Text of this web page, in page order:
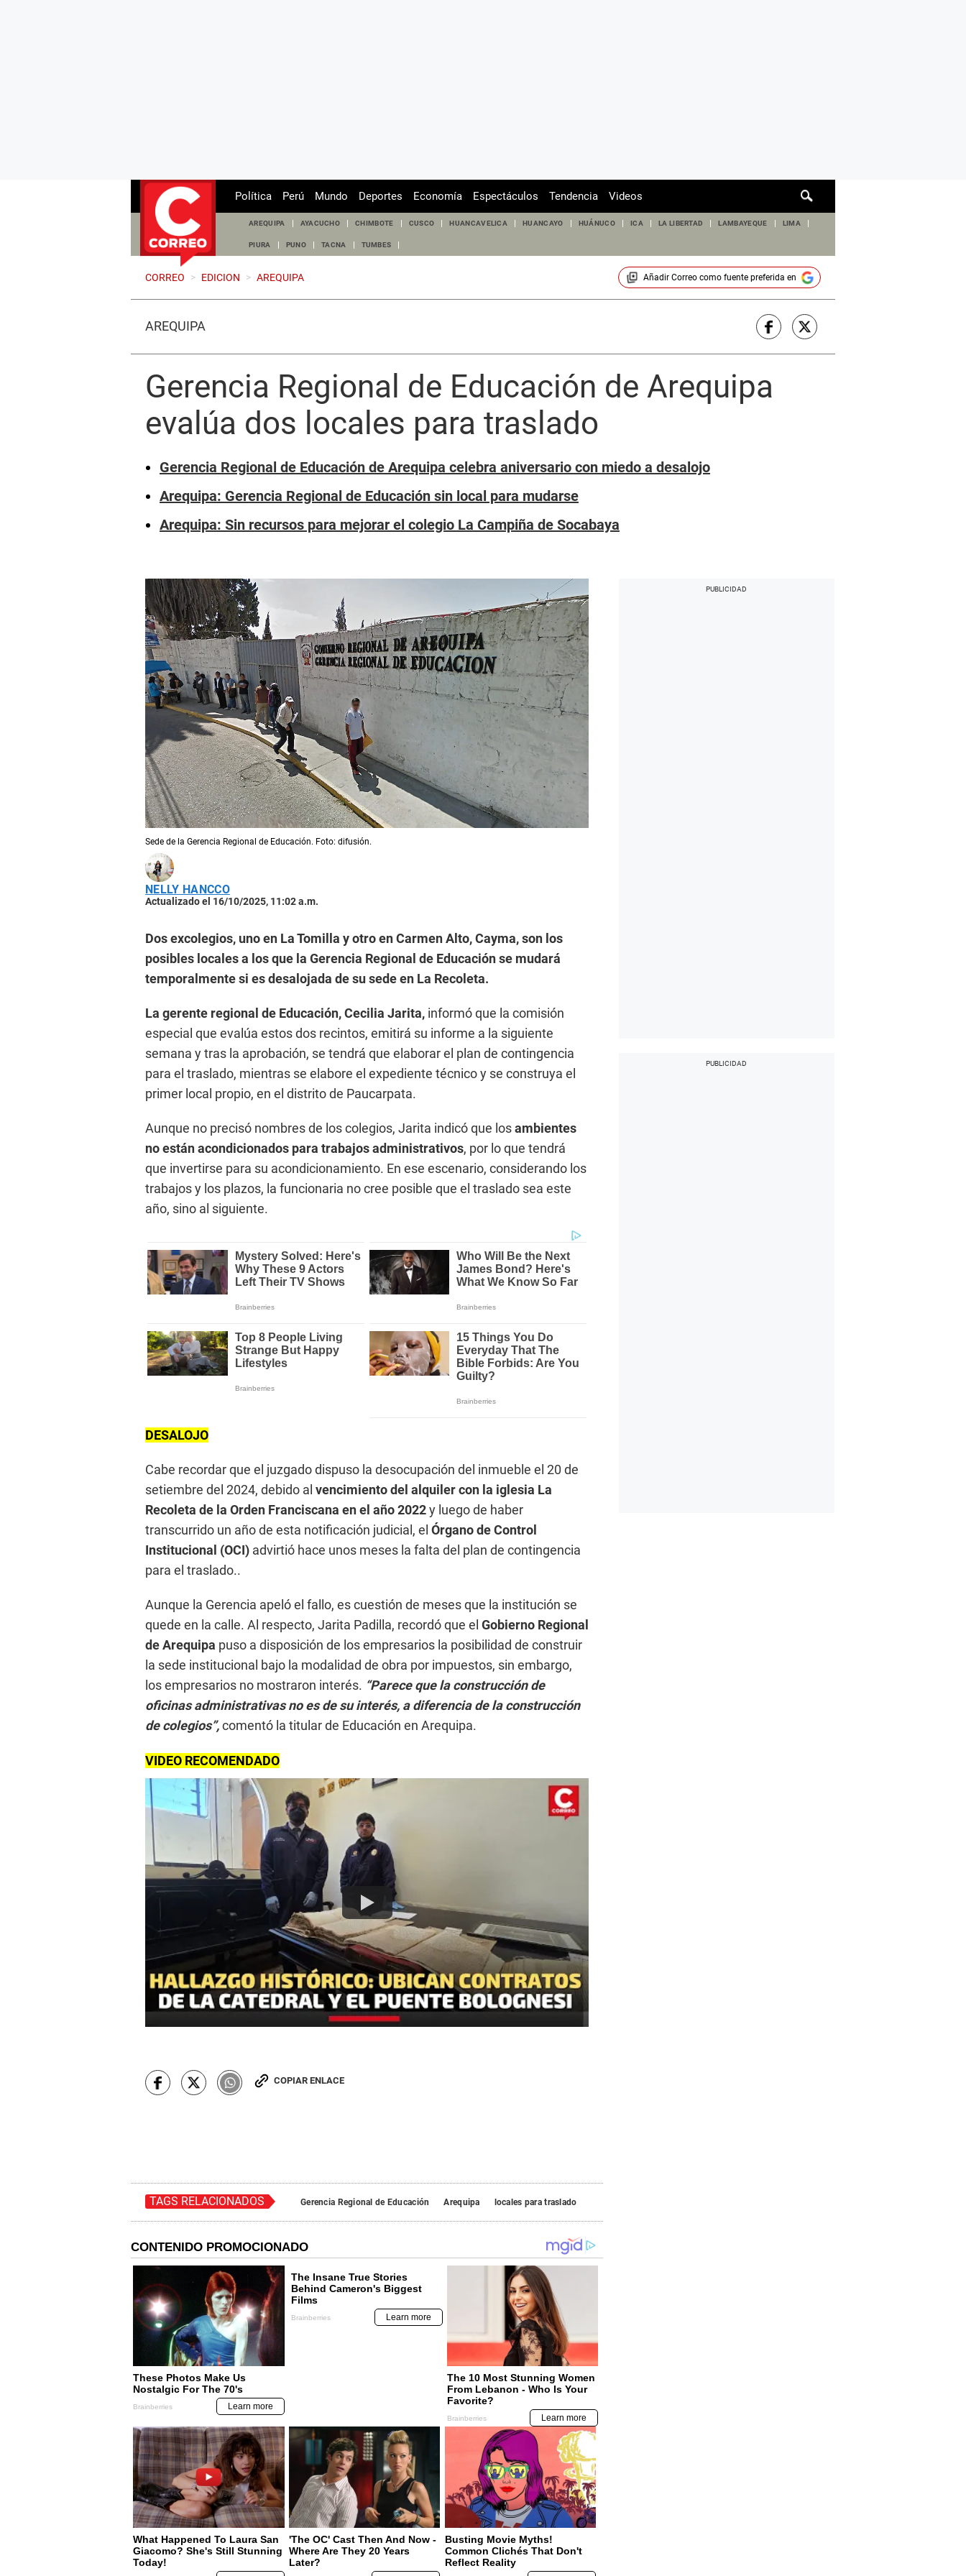
de
Política Perú Mundo Deportes Economía Espectáculos Tendencia Videos
AREQUIPA AYACUCHO CHIMBOTE CUSCO HUANCAVELICA HUANCAYO HUÁNUCO ICA LA LIBERTAD LAMBAYEQUE LIMA
PIURA PUNO TACNA TUMBES
CORREO > EDICION > AREQUIPA Añadir Correocomo fuente preferida en
AREQUIPA
Gerencia Regional de Educación de Arequipa
evalúa dos locales para traslado
Gerencia Regional de Educación de Arequipa celebra aniversario con miedo a desalojo
Arequipa: Gerencia Regional de Educación sin local para mudarse
Arequipa: Sin recursos para mejorar el colegio La Campiña de Socabaya
Sede de la Gerencia Regional de Educación. Foto: difusión.
NELLY HANCCO
Actualizado el 16/10/2025, 11:02 a.m.
Dos excolegios, uno en La Tomilla y otro en Carmen Alto, Cayma, son los
posibles locales a los que la Gerencia Regional de Educación se mudará
temporalmente si es desalojada de su sede en La Recoleta.
La gerente regional de Educación, Cecilia Jarita, informó que la comisión
especial que evalúa estos dos recintos, emitirá su informe a la siguiente
semana y tras la aprobación, se tendrá que elaborar el plan de contingencia
para el traslado, mientras se elabore el expediente técnico y se construya el
primer local propio, en el distrito de Paucarpata.
Aunque no precisó nombres de los colegios, Jarita indicó que losambientes
no están acondicionados para trabajos administrativos, por lo que tendrá
que invertirse para su acondicionamiento. En ese escenario, considerando los
trabajos y los plazos, la funcionaria no cree posible que el traslado sea este
año, sino al siguiente.
DESALOJO
Cabe recordar que el juzgado dispuso la desocupación del inmueble el 20 de
setiembre del 2024, debido al vencimiento del alquiler con la iglesia La
Recoleta de la Orden Franciscana en el año 2022y luego de haber
transcurrido un año de esta notificación judicial, el Órgano de Control
Institucional (OCI) advirtió hace unos meses la falta del plan de contingencia
para el traslado..
Aunque la Gerencia apeló el fallo, es cuestión de meses que la institución se
quede en la calle. Al respecto, Jarita Padilla, recordó que el Gobierno Regional
de Arequipa puso a disposición de los empresarios la posibilidad de construir
la sede institucional bajo la modalidad de obra por impuestos, sin embargo,
los empresarios no mostraron interés. “Parece que la construcción de
oficinas administrativas no es de su interés, a diferencia de la construcción
de colegios”,comentó la titular de Educación en Arequipa.
VIDEO RECOMENDADO
COPIAR ENLACE
TAGS RELACIONADOS Gerencia Regional de Educación Arequipa locales para traslado